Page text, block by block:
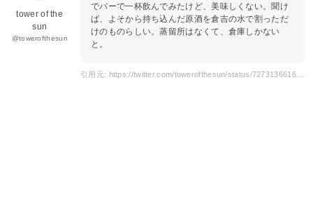
tower of the
sun
@towerofthesun
でバーで一杯飲んでみたけど、美味しくない。聞け
ば、よそから持ち込んだ原酒を倉吉の水で割っただ
けのものらしい。蒸留所はなくて、倉庫しかない
と。
引用元: https://twitter.com/towerofthesun/status/727313661669167104